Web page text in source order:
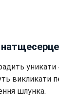
уникати
викликати
шлунка.